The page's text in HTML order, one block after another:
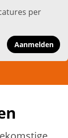
per
Aanmelden